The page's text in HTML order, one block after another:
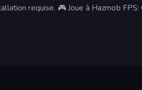
requise. 🎮 Joue à Hazmob